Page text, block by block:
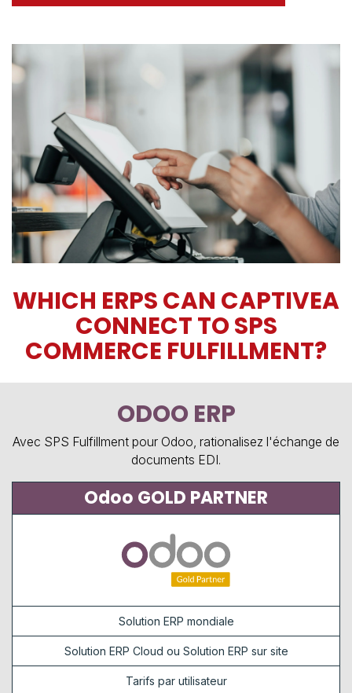
WHICH ERPS CAN CAPTIVEA
CONNECT TO SPS
COMMERCE FULFILLMENT?
ODOO ERP
Avec SPS Fulfillment pour Odoo, rationalisez l'échange de
documents EDI.
Odoo GOLD PARTNER
Solution ERP mondiale
Solution ERP Cloud ou Solution ERP sur site
Tarifs par utilisateur